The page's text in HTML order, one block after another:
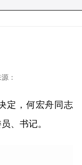
：
定，何宏舟同志
、书记。